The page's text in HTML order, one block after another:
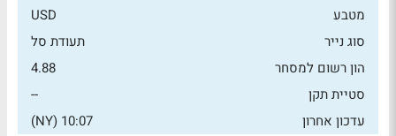
מטבע
USD
סוג נייר
תעודת סל
הון רשום למסחר
4.88
סטיית תקן
--
עדכון אחרון
10:07 (NY)